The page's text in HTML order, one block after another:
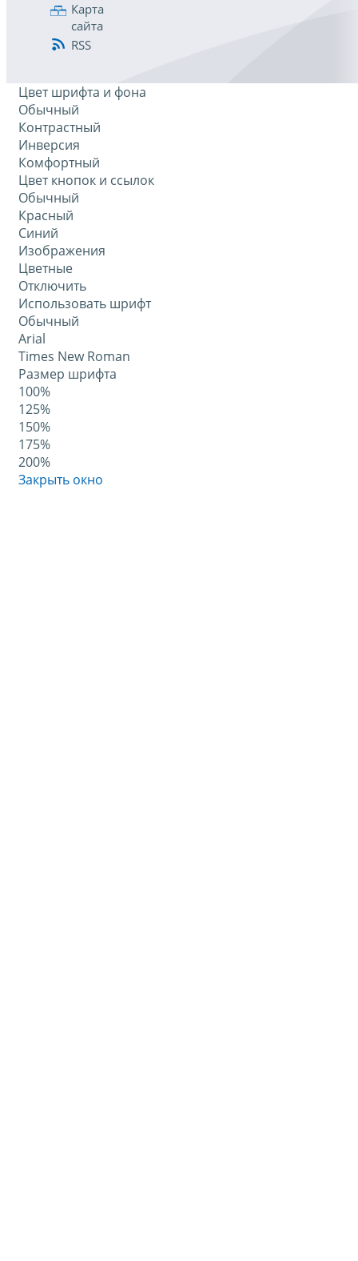
Карта
сайта
RSS
Цвет шрифта и фона
Обычный
Контрастный
Инверсия
Комфортный
Цвет кнопок и ссылок
Обычный
Красный
Синий
Изображения
Цветные
Отключить
Использовать шрифт
Обычный
Arial
Times New Roman
Размер шрифта
100%
125%
150%
175%
200%
Закрыть окно